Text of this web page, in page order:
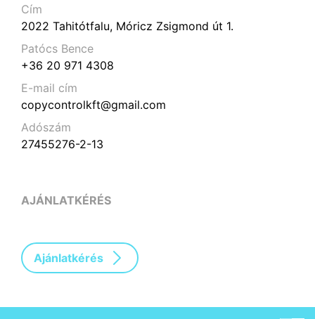
Cím
2022 Tahitótfalu, Móricz Zsigmond út 1.
Patócs Bence
+36 20 971 4308
E-mail cím
copycontrolkft@gmail.com
Adószám
27455276-2-13
AJÁNLATKÉRÉS
Ajánlatkérés